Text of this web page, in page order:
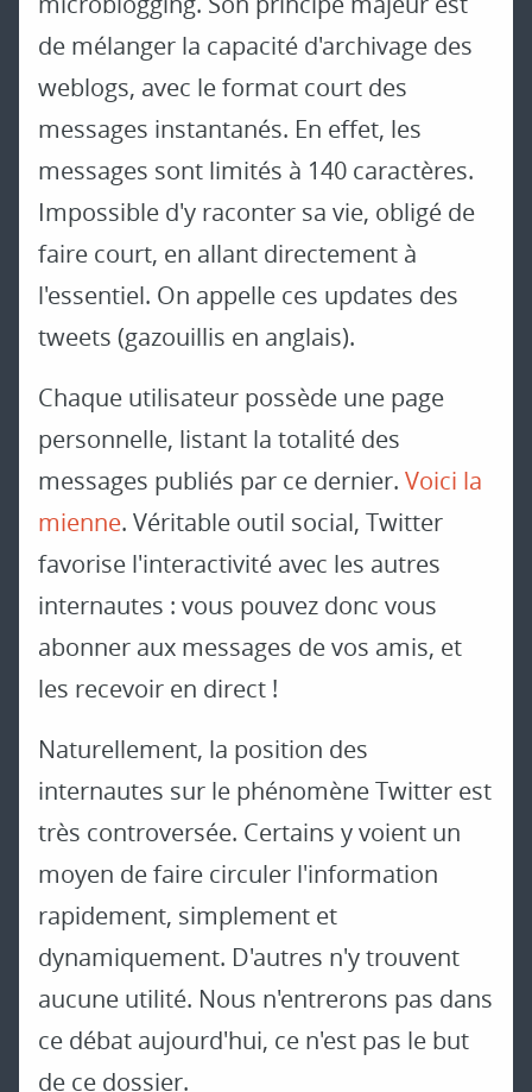
de mélanger la capacité d'archivage des
weblogs, avec le format court des
messages instantanés. En effet, les
messages sont limités à 140 caractères.
Impossible d'y raconter sa vie, obligé de
faire court, en allant directement à
l'essentiel. On appelle ces updates des
tweets (gazouillis en anglais).
Chaque utilisateur possède une page
personnelle, listant la totalité des
messages publiés par ce dernier. Voici la
mienne. Véritable outil social, Twitter
favorise l'interactivité avec les autres
internautes : vous pouvez donc vous
abonner aux messages de vos amis, et
les recevoir en direct !
Naturellement, la position des
internautes sur le phénomène Twitter est
très controversée. Certains y voient un
moyen de faire circuler l'information
rapidement, simplement et
dynamiquement. D'autres n'y trouvent
aucune utilité. Nous n'entrerons pas dans
ce débat aujourd'hui, ce n'est pas le but
de ce dossier.